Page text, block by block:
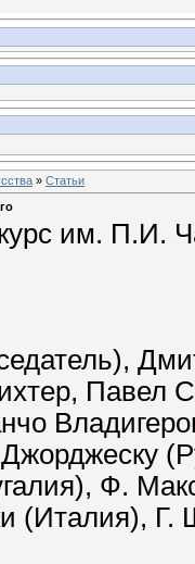
» Статьи
им. П.И.
Павел
Ф.
(Италия),